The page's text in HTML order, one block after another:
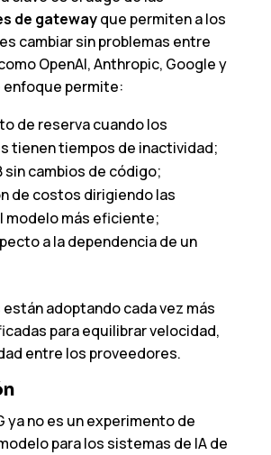
de gatewayque permiten a los
cambiar sin problemas entre
OpenAI, Anthropic, Google y
enfoque permite:
de reserva cuando los
tienen tiempos de inactividad;
sin cambios de código;
de costos dirigiendo las
modelo más eficiente;
a la dependencia de un
están adoptando cada vez más
para equilibrar velocidad,
entre los proveedores.
ya no es un experimento de
para los sistemas de IA de